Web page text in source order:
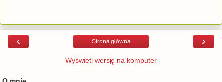
‹ ›
Strona główna
Wyświetl wersję na komputer